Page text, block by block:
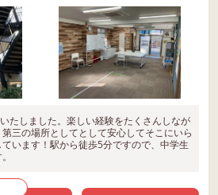
たしました。楽しい経験をたくさんしなが
三の場所としてとして安心してそこにいら
います！駅から徒歩5分ですので、中学生